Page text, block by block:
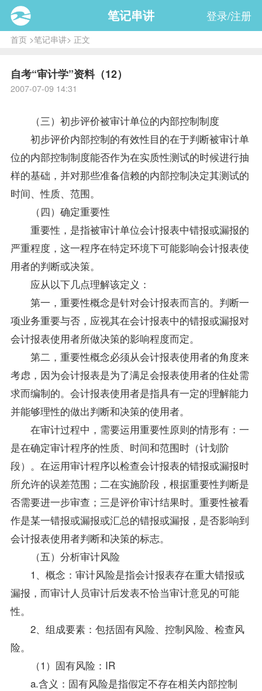
笔记串讲 登录/注册
首页>笔记串讲> 正文
自考“审计学”资料（12）
2007-07-09 14:31
（三）初步评价被审计单位的内部控制制度
初步评价内部控制的有效性目的在于判断被审计单
位的内部控制制度能否作为在实质性测试的时候进行抽
样的基础，并对那些准备信赖的内部控制决定其测试的
时间、性质、范围。
（四）确定重要性
重要性，是指被审计单位会计报表中错报或漏报的
严重程度，这一程序在特定环境下可能影响会计报表使
用者的判断或决策。
应从以下几点理解该定义：
第一，重要性概念是针对会计报表而言的。判断一
项业务重要与否，应视其在会计报表中的错报或漏报对
会计报表使用者所做决策的影响程度而定。
第二，重要性概念必须从会计报表使用者的角度来
考虑，因为会计报表是为了满足会报表使用者的住处需
求而编制的。会计报表使用者是指具有一定的理解能力
并能够理性的做出判断和决策的使用者。
在审计过程中，需要运用重要性原则的情形有：一
是在确定审计程序的性质、时间和范围时（计划阶
段）。在运用审计程序以检查会计报表的错报或漏报时
所允许的误差范围；二在实施阶段，根据重要性判断是
否需要进一步审查；三是评价审计结果时。重要性被看
作是某一错报或漏报或汇总的错报或漏报，是否影响到
会计报表使用者判断和决策的标志。
（五）分析审计风险
1、概念：审计风险是指会计报表存在重大错报或
漏报，而审计人员审计后发表不恰当审计意见的可能
性。
2、组成要素：包括固有风险、控制风险、检查风
险。
（1）固有风险：IR
a.含义：固有风险是指假定不存在相关内部控制